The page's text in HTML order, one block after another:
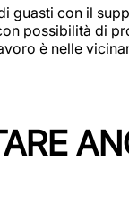
guasti con il
possibilità di
è nelle